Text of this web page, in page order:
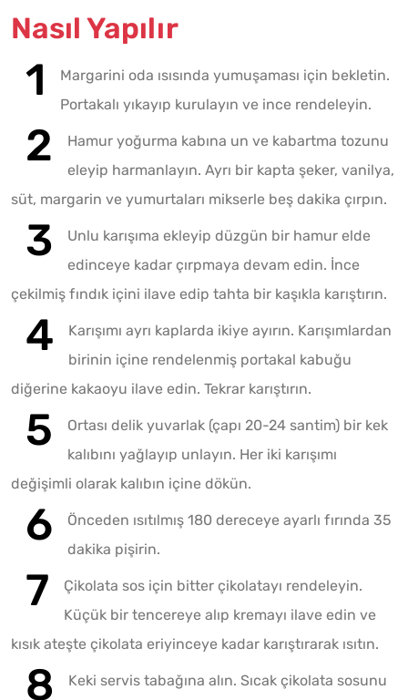
Nasıl Yapılır
Margarini oda ısısında yumuşaması için bekletin.
Portakalı yıkayıp kurulayın ve ince rendeleyin.
Hamur yoğurma kabına un ve kabartma tozunu
eleyip harmanlayın. Ayrı bir kapta şeker, vanilya,
süt, margarin ve yumurtaları mikserle beş dakika çırpın.
Unlu karışıma ekleyip düzgün bir hamur elde
edinceye kadar çırpmaya devam edin. İnce
çekilmiş fındık içini ilave edip tahta bir kaşıkla karıştırın.
Karışımı ayrı kaplarda ikiye ayırın. Karışımlardan
birinin içine rendelenmiş portakal kabuğu
diğerine kakaoyu ilave edin. Tekrar karıştırın.
Ortası delik yuvarlak (çapı 20-24 santim) bir kek
kalıbını yağlayıp unlayın. Her iki karışımı
değişimli olarak kalıbın içine dökün.
Önceden ısıtılmış 180 dereceye ayarlı fırında 35
dakika pişirin.
Çikolata sos için bitter çikolatayı rendeleyin.
Küçük bir tencereye alıp kremayı ilave edin ve
kısık ateşte çikolata eriyinceye kadar karıştırarak ısıtın.
Keki servis tabağına alın. Sıcak çikolata sosunu